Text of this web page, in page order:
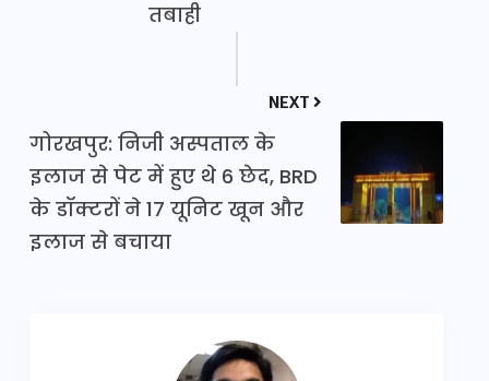
तबाही
NEXT
गोरखपुर: निजी अस्पताल के
इलाज से पेट में हुए थे 6 छेद, BRD
के डॉक्टरों ने 17 यूनिट खून और
इलाज से बचाया